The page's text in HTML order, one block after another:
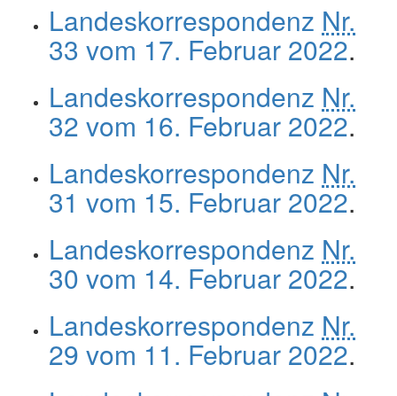
Landeskorrespondenz Nr.
33 vom 17. Februar 2022.
Landeskorrespondenz Nr.
32 vom 16. Februar 2022.
Landeskorrespondenz Nr.
31 vom 15. Februar 2022.
Landeskorrespondenz Nr.
30 vom 14. Februar 2022.
Landeskorrespondenz Nr.
29 vom 11. Februar 2022.